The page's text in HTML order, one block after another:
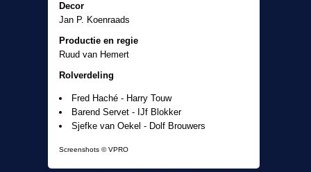
Decor
Jan P. Koenraads
Productie en regie
Ruud van Hemert
Rolverdeling
Fred Haché - Harry Touw
Barend Servet - IJf Blokker
Sjefke van Oekel - Dolf Brouwers
Screenshots © VPRO